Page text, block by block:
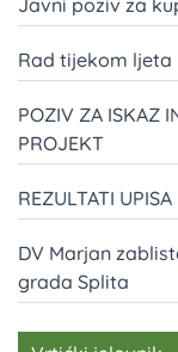
Javni poziv za
Rad tijekom ljeta
POZIV ZA ISKAZ
PROJEKT
REZULTATI
DV Marjan
grada Splita